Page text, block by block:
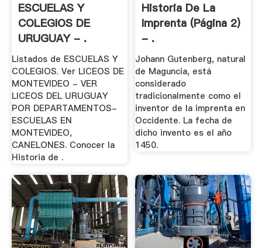
ESCUELAS Y
COLEGIOS DE
URUGUAY - .
Listados de ESCUELAS Y
COLEGIOS. Ver LICEOS DE
MONTEVIDEO - VER
LICEOS DEL URUGUAY
POR DEPARTAMENTOS-
ESCUELAS EN
MONTEVIDEO,
CANELONES. Conocer la
Historia de .
Historia De La
Imprenta (página 2)
- .
Johann Gutenberg, natural
de Maguncia, está
considerado
tradicionalmente como el
inventor de la imprenta en
Occidente. La fecha de
dicho invento es el año
1450.